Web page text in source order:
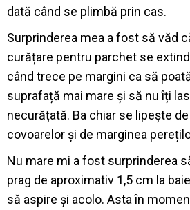
dată când se plimbă prin cas.
Surprinderea mea a fost să văd
curățare pentru parchet se
când trece pe margini ca să
suprafață mai mare și să nu îți
necurățată. Ba chiar se lipește
covoarelor și de marginea
Nu mare mi a fost surprinderea
prag de aproximativ 1,5 cm la
să aspire și acolo. Asta în